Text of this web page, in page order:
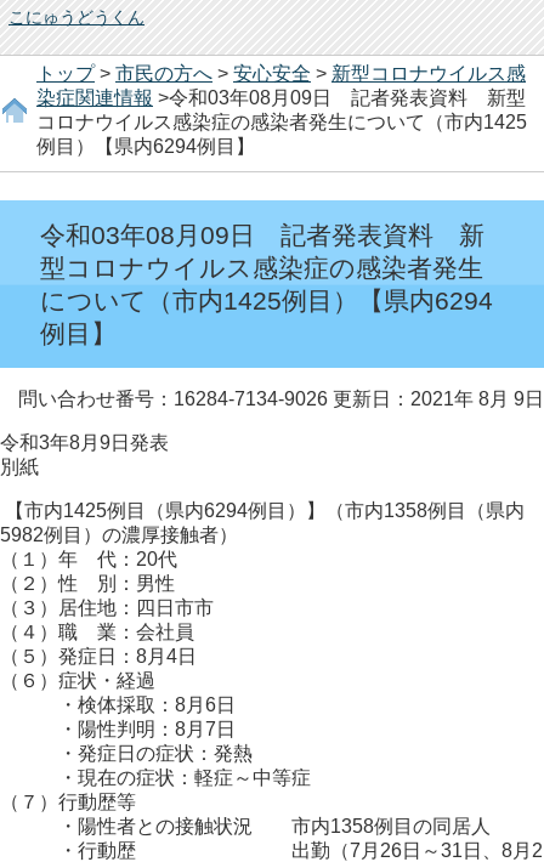
こにゅうどうくん
トップ> 市民の方へ > 安心安全 > 新型コロナウイルス感
染症関連情報 >令和03年08月09日 記者発表資料 新型
コロナウイルス感染症の感染者発生について（市内1425
例目）【県内6294例目】
令和03年08月09日 記者発表資料 新
型コロナウイルス感染症の感染者発生
について（市内1425例目）【県内6294
例目】
問い合わせ番号：16284-7134-9026 更新日：2021年 8月 9日
令和3年8月9日発表
別紙
【市内1425例目（県内6294例目）】（市内1358例目（県内
5982例目）の濃厚接触者）
（１）年 代：20代
（２）性 別：男性
（３）居住地：四日市市
（４）職 業：会社員
（５）発症日：8月4日
（６）症状・経過
・検体採取：8月6日
・陽性判明：8月7日
・発症日の症状：発熱
・現在の症状：軽症～中等症
（７）行動歴等
・陽性者との接触状況 市内1358例目の同居人
・行動歴 出勤（7月26日～31日、8月2